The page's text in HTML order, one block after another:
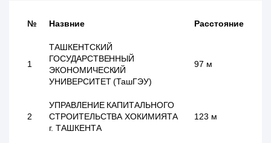
№ Назвние Расстояние
1
ТАШКЕНТСКИЙ
ГОСУДАРСТВЕННЫЙ
ЭКОНОМИЧЕСКИЙ
УНИВЕРСИТЕТ (ТашГЭУ)
97 м
2
УПРАВЛЕНИЕ КАПИТАЛЬНОГО
СТРОИТЕЛЬСТВА ХОКИМИЯТА
г. ТАШКЕНТА
123 м